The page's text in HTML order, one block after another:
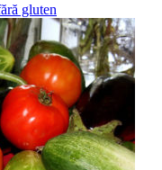
gluten